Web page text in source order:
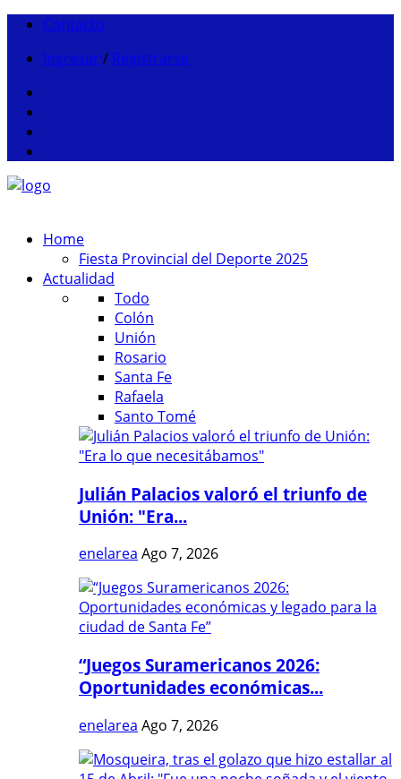
Contacto
Ingresar / Registrarse
Home
Fiesta Provincial del Deporte 2025
Actualidad
Todo
Colón
Unión
Rosario
Santa Fe
Rafaela
Santo Tomé
Julián Palacios valoró el triunfo de
Unión: "Era...
enelarea Ago 7, 2026
“Juegos Suramericanos 2026:
Oportunidades económicas...
enelarea Ago 7, 2026